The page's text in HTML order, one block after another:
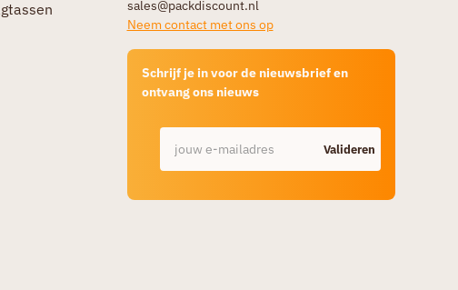
sales@packdiscount.nl
Neem contact met ons op
Schrijf je in voor de nieuwsbrief en
ontvang ons nieuws
Valideren